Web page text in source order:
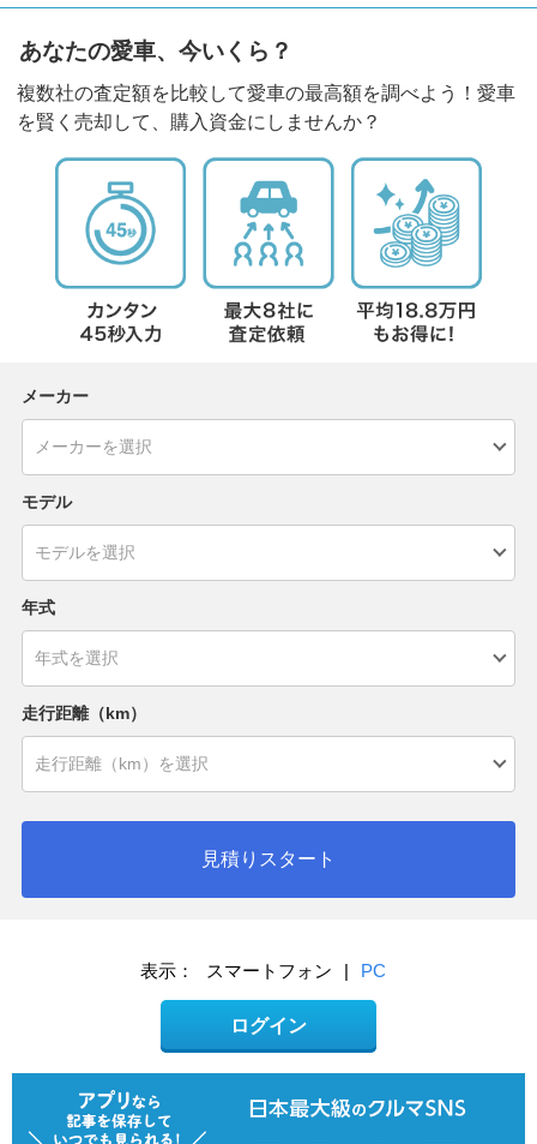
あなたの愛車、今いくら？
複数社の査定額を比較して愛車の最高額を調べよう！愛車
を賢く売却して、購入資金にしませんか？
メーカー
モデル
年式
走行距離（km）
見積りスタート
表示： スマートフォン | PC
ログイン